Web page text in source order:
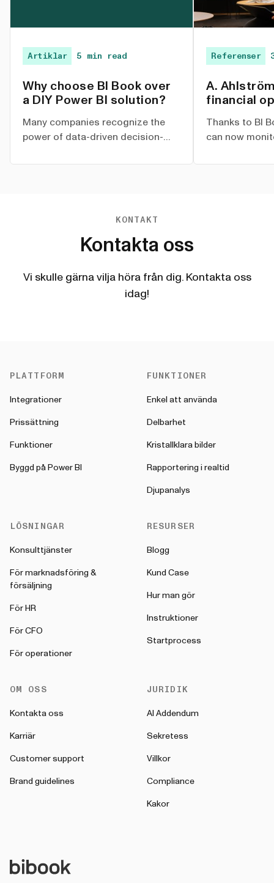
Artiklar 5 min read
Why choose BI Book over
a DIY Power BI solution?
Many companies recognize the
power of data-driven decision-
their reporting and analytics
comes with hidden costs, security
risks, and maintenance challenges
that many businesses
Referenser
A.
financial
Process
Thanks to BI
can now
has resulted
KONTAKT
Kontakta oss
Vi skulle gärna vilja höra från dig. Kontakta oss
idag!
PLATTFORM
Integrationer
Prissättning
Funktioner
Byggd på Power BI
FUNKTIONER
Enkel att använda
Delbarhet
Kristallklara bilder
Rapportering i realtid
Djupanalys
LÖSNINGAR
Konsulttjänster
För marknadsföring &
försäljning
För HR
För CFO
För operationer
RESURSER
Blogg
Kund Case
Hur man gör
Instruktioner
Startprocess
OM OSS
Kontakta oss
Karriär
Customer support
Brand guidelines
JURIDIK
AI Addendum
Sekretess
Villkor
Compliance
Kakor